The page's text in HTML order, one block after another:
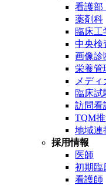
看護部
薬剤科
臨床工
中央検
画像診
栄養管
メデ
臨床試
訪問看
TQM
地域連
採用情報
医師
初期臨
看護師